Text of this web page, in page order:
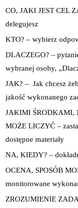
CO, JAKI JEST CEL
delegujesz
KTO? – wybierz
DLACZEGO? –
wybranej osoby,
JAK? – Jak chcesz
jakość wykonanego
JAKIMI ŚRODKAMI,
MOŻE LICZYĆ –
dostępne materiały
NA, KIEDY? –
OCENA, SPOSÓB
monitorowane
ZROZUMIENIE